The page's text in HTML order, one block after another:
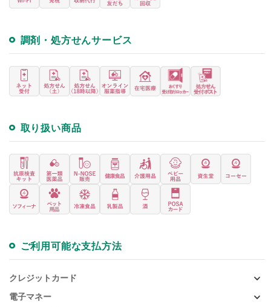
調剤・処方せんサービス
取り扱い商品
ご利用可能な支払方法
クレジットカード
電子マネー